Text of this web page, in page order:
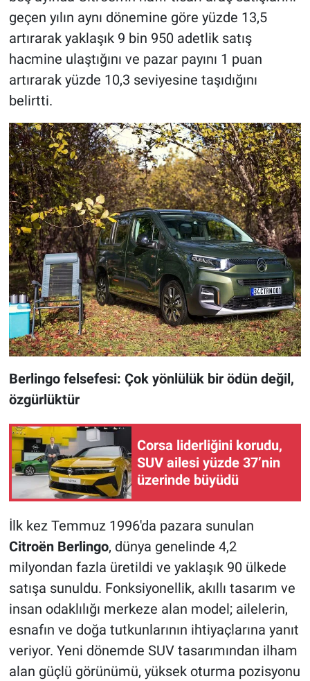
geçen yılın aynı dönemine göre yüzde 13,5
artırarak yaklaşık 9 bin 950 adetlik satış
hacmine ulaştığını ve pazar payını 1 puan
artırarak yüzde 10,3 seviyesine taşıdığını
belirtti.
Berlingo felsefesi: Çok yönlülük bir ödün değil,
özgürlüktür
Corsa liderliğini korudu,
SUV ailesi yüzde 37’nin
üzerinde büyüdü
İlk kez Temmuz 1996'da pazara sunulan
Citroën Berlingo, dünya genelinde 4,2
milyondan fazla üretildi ve yaklaşık 90 ülkede
satışa sunuldu. Fonksiyonellik, akıllı tasarım ve
insan odaklılığı merkeze alan model; ailelerin,
esnafın ve doğa tutkunlarının ihtiyaçlarına yanıt
veriyor. Yeni dönemde SUV tasarımından ilham
alan güçlü görünümü, yüksek oturma pozisyonu